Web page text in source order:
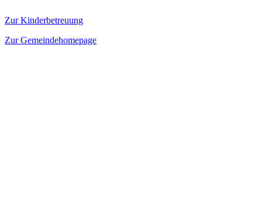
Zur Kinderbetreuung
Zur Gemeindehomepage